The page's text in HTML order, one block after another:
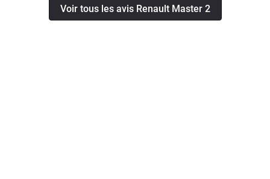
chaud il avait tendance à vibrer après un "nettoyage"
Voir tous les avis Renault Master 2